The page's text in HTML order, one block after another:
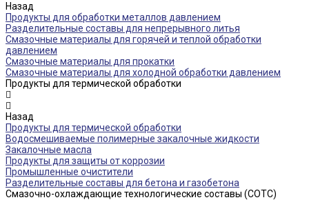
Назад
Продукты для обработки металлов давлением
Разделительные составы для непрерывного литья
Смазочные материалы для горячей и теплой обработки
давлением
Смазочные материалы для прокатки
Смазочные материалы для холодной обработки давлением
Продукты для термической обработки
Назад
Продукты для термической обработки
Водосмешиваемые полимерные закалочные жидкости
Закалочные масла
Продукты для защиты от коррозии
Промышленные очистители
Разделительные составы для бетона и газобетона
Смазочно-охлаждающие технологические составы (СОТС)